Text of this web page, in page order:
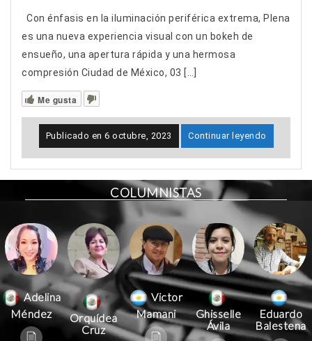
Con énfasis en la iluminación periférica extrema, Plena
es una nueva experiencia visual con un bokeh de
ensueño, una apertura rápida y una hermosa
compresión Ciudad de México, 03 […]
Me gusta
Publicado en 6 octubre, 2023 Continuar leyendo
COLUMNISTAS
Adelina
Méndez
Orquídea
Cruz
Victor
Mamani
Ghisselle
Ávila
Eduardo
Balestena